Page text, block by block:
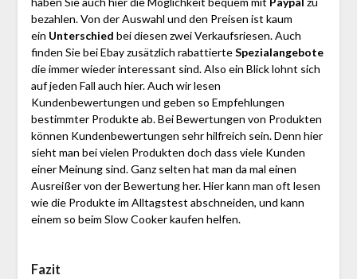
bezahlen. Von der Auswahl und den Preisen ist kaum
ein Unterschied bei diesen zwei Verkaufsriesen. Auch
finden Sie bei Ebay zusätzlich rabattierteSpezialangebote
die immer wieder interessant sind. Also ein Blick lohnt sich
auf jeden Fall auch hier. Auch wir lesen
Kundenbewertungen und geben so Empfehlungen
bestimmter Produkte ab. Bei Bewertungen von Produkten
können Kundenbewertungen sehr hilfreich sein. Denn hier
sieht man bei vielen Produkten doch dass viele Kunden
einer Meinung sind. Ganz selten hat man da mal einen
Ausreißer von der Bewertung her. Hier kann man oft lesen
wie die Produkte im Alltagstest abschneiden, und kann
einem so beim Slow Cooker kaufen helfen.
Fazit